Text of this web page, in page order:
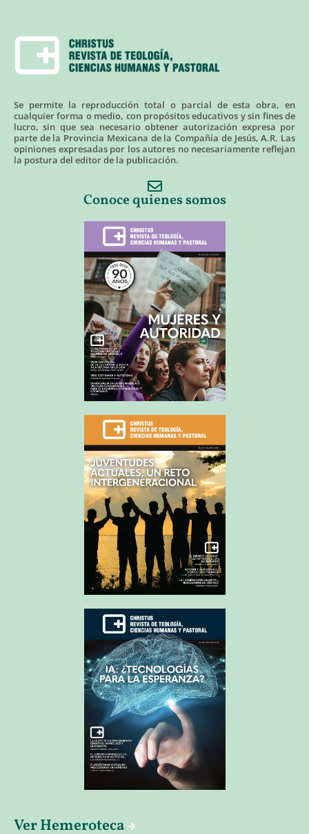
Se permite la reproducción total o parcial de esta obra, en
cualquier forma o medio, con propósitos educativos y sin fines de
lucro, sin que sea necesario obtener autorización expresa por
parte de la Provincia Mexicana de la Compañía de Jesús, A.R. Las
opiniones expresadas por los autores no necesariamente reflejan
la postura del editor de la publicación.
Conoce quienes somos
Ver Hemeroteca